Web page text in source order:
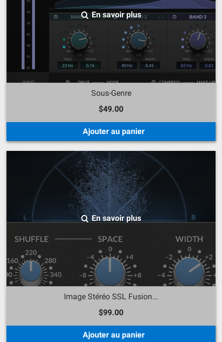
En savoir plus
Sous-Genre
$49.00
Ajouter au panier
En savoir plus
Image Stéréo SSL Fusion...
$99.00
Ajouter au panier